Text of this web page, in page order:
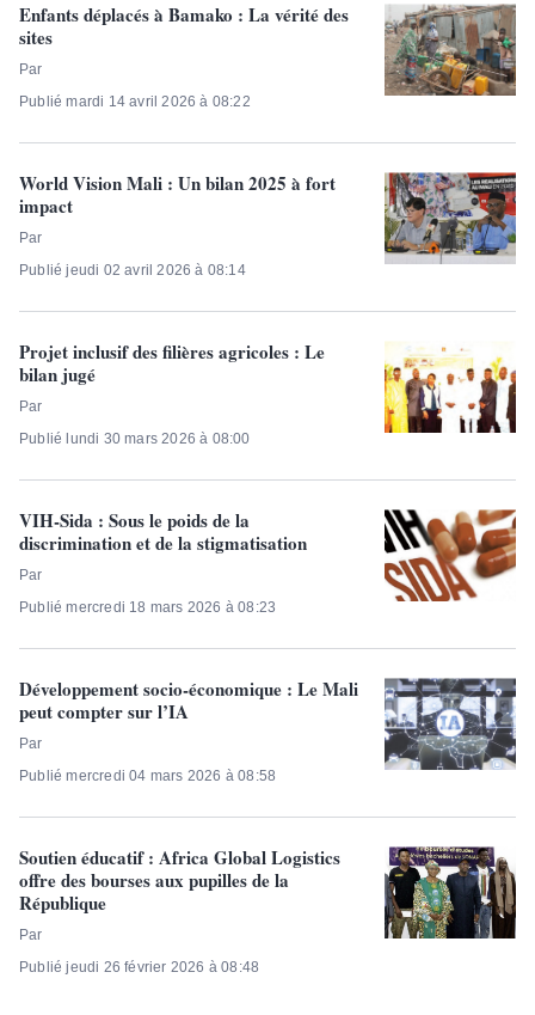
Enfants déplacés à Bamako : La vérité des
sites
Par
Publié mardi 14 avril 2026 à 08:22
World Vision Mali : Un bilan 2025 à fort
impact
Par
Publié jeudi 02 avril 2026 à 08:14
Projet inclusif des filières agricoles : Le
bilan jugé
Par
Publié lundi 30 mars 2026 à 08:00
VIH-Sida : Sous le poids de la
discrimination et de la stigmatisation
Par
Publié mercredi 18 mars 2026 à 08:23
Développement socio-économique : Le Mali
peut compter sur l’IA
Par
Publié mercredi 04 mars 2026 à 08:58
Soutien éducatif : Africa Global Logistics
offre des bourses aux pupilles de la
République
Par
Publié jeudi 26 février 2026 à 08:48